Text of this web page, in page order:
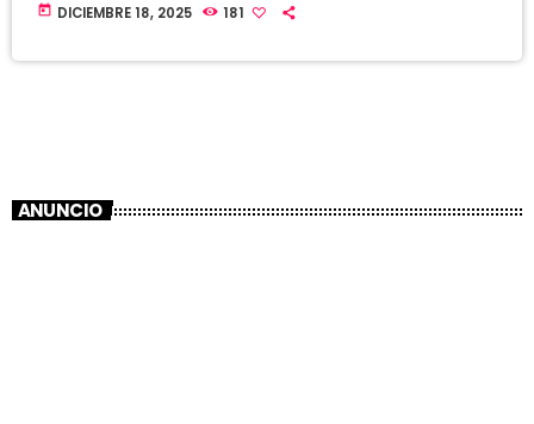
today DICIEMBRE 18, 2025 181
ANUNCIO